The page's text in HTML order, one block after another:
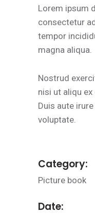
Lorem ipsum
consectetur
tempor
magna aliqua.
Nostrud
nisi ut aliqu
Duis aute
voluptate.
Category:
Picture book
Date: